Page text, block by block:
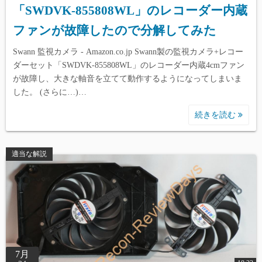
「SWDVK-855808WL」のレコーダー内蔵
ファンが故障したので分解してみた
Swann 監視カメラ - Amazon.co.jp Swann製の監視カメラ+レコー
ダーセット「SWDVK-855808WL」のレコーダー内蔵4cmファン
が故障し、大きな軸音を立てて動作するようになってしまいま
した。 (さらに…)…
続きを読む
適当な解説
7月